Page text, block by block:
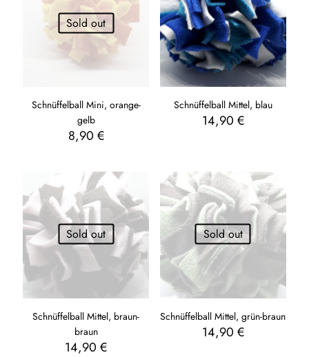
Sold out
Schnüffelball Mini, orange-
gelb
8,90 €
Schnüffelball Mittel, blau
14,90 €
Sold out
Schnüffelball Mittel, braun-
braun
14,90€
Sold out
Schnüffelball Mittel, grün-braun
14,90 €